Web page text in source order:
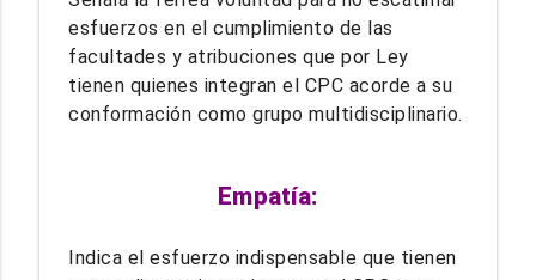
esfuerzos en el cumplimiento de las
facultades y atribuciones que por Ley
tienen quienes integran el CPC acorde a su
conformación como grupo multidisciplinario.
Empatía:
Indica el esfuerzo indispensable que tienen